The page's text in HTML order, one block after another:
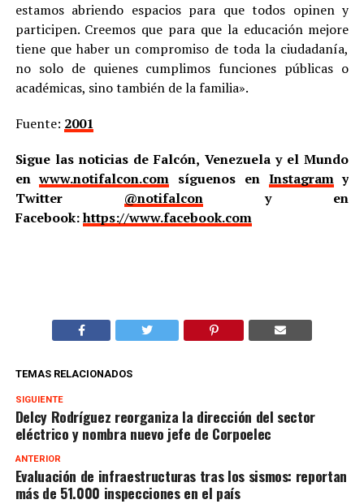
estamos abriendo espacios para que todos opinen y
participen. Creemos que para que la educación mejore
tiene que haber un compromiso de toda la ciudadanía,
no solo de quienes cumplimos funciones públicas o
académicas, sino también de la familia».
Fuente: 2001
Sigue las noticias de Falcón, Venezuela y el Mundo
enwww.notifalcon.com síguenos en Instagramy
Twitter @notifalcony en
Facebook:https://www.facebook.com
TEMAS RELACIONADOS
SIGUIENTE
Delcy Rodríguez reorganiza la dirección del sector
eléctrico y nombra nuevo jefe de Corpoelec
ANTERIOR
Evaluación de infraestructuras tras los sismos: reportan
más de 51.000 inspecciones en el país